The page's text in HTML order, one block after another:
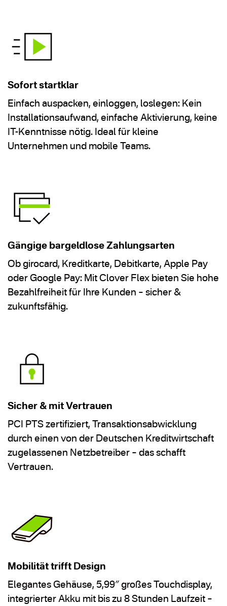
Sofort startklar
Einfach auspacken, einloggen, loslegen: Kein
Installationsaufwand, einfache Aktivierung, keine
IT-Kenntnisse nötig. Ideal für kleine
Unternehmen und mobile Teams.
Gängige bargeldlose Zahlungsarten
Ob girocard, Kreditkarte, Debitkarte, Apple Pay
oder Google Pay: Mit Clover Flex bieten Sie hohe
Bezahlfreiheit für Ihre Kunden – sicher &
zukunftsfähig.
Sicher & mit Vertrauen
PCI PTS zertifiziert, Transaktionsabwicklung
durch einen von der Deutschen Kreditwirtschaft
zugelassenen Netzbetreiber – das schafft
Vertrauen.
Mobilität trifft Design
Elegantes Gehäuse, 5,99″ großes Touchdisplay,
integrierter Akku mit bis zu 8 Stunden Laufzeit –